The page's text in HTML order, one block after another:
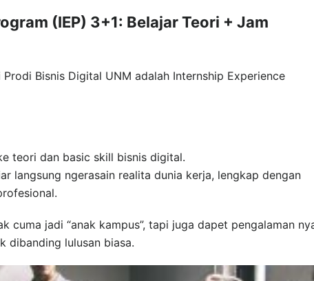
(IEP) 3+1: Belajar Teori + Jam
Bisnis Digital UNM adalah Internship Experience
teori dan basic skill bisnis digital.
langsung ngerasain realita dunia kerja, lengkap dengan
cuma jadi “anak kampus”, tapi juga dapet pengalaman
dibanding lulusan biasa.